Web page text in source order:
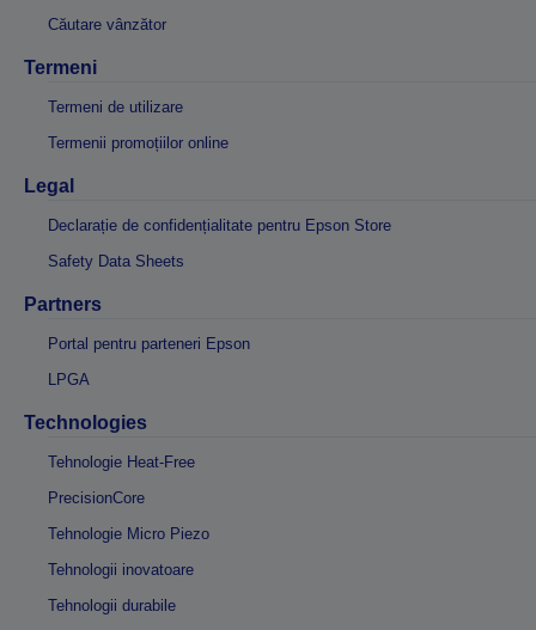
Căutare vânzător
Termeni
Termeni de utilizare
Termenii promoțiilor online
Legal
Declarație de confidențialitate pentru Epson Store
Safety Data Sheets
Partners
Portal pentru parteneri Epson
LPGA
Technologies
Tehnologie Heat-Free
PrecisionCore
Tehnologie Micro Piezo
Tehnologii inovatoare
Tehnologii durabile